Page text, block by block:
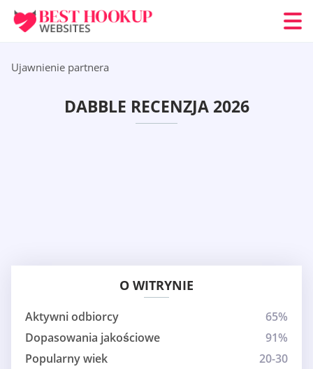
Ujawnienie partnera
DABBLE RECENZJA 2026
O WITRYNIE
Aktywni odbiorcy
65%
Dopasowania jakościowe
91%
Popularny wiek
20-30